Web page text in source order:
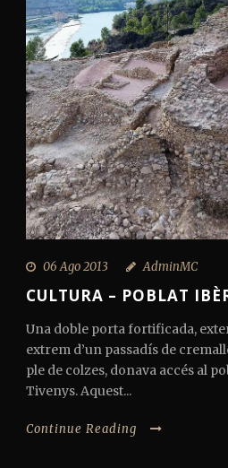
06 Ago 2013 AdminMC
CULTURA – POBLAT
Una doble porta fortificada,
extrem d’un passadís de
ple de colzes, donava accés al
Tivenys. Aquest...
Continue Reading